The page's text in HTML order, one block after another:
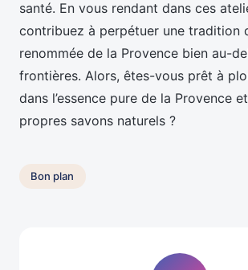
santé. En vous rendant dans ces
contribuez à perpétuer une tradition
renommée de la Provence bien au-
frontières. Alors, êtes-vous prêt à
dans l’essence pure de la Provence
propres savons naturels ?
Bon plan